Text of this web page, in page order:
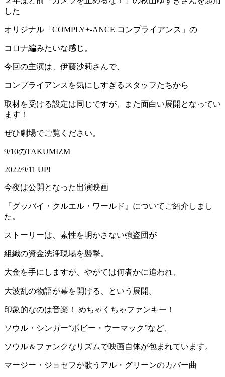
した
オリジナル「COMPLY+-ANCE コンプライアンス」の
コロナ編みたいな感じ。
今回の主演は、伊藤沙莉さんで、
コンプライアンスを気にしすぎるスタッフたちから
取材を受ける設定は同じですが、また面白い展開となってい
ます！
ぜひ劇場でご覧ください。
9/10のTAKUMIZM
2022/9/11 UP!
今夜は公開となった出演映画
『グッバイ・クルエル・ワールド』についてご紹介しまし
た。
ストーリーは、素性を明かさない強盗団が
組織の資⾦洗浄現場を襲撃。
⼤⾦を手にしますが、やがては何者かに追われ、
⼤波乱の物語が幕を開ける、という展開。
印象的なのは音楽！ めちゃくちゃファンキー！
ソウル・シンガー“ボビー・ウーマック”など、
ソウル＆ファンクなリズムで映画自体が包まれています。
マージー・ジョセフが歌うアル・グリーンのカバー曲